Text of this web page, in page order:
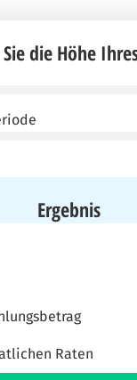
die Höhe
Ergebnis
Raten